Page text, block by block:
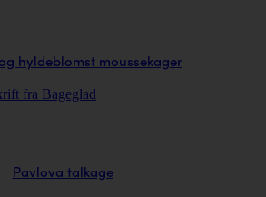
hyldeblomst moussekager
Pavlova talkage